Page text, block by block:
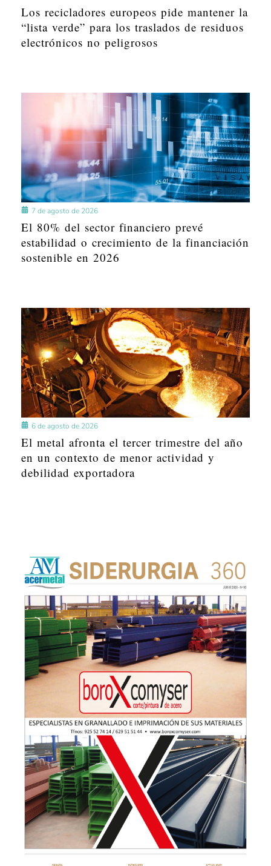
Los recicladores europeos pide mantener la
“lista verde” para los traslados de residuos
electrónicos no peligrosos
7 de agosto de 2026
El 80% del sector financiero prevé
estabilidad o crecimiento de la financiación
sostenible en 2026
6 de agosto de 2026
El metal afronta el tercer trimestre del año
en un contexto de menor actividad y
debilidad exportadora